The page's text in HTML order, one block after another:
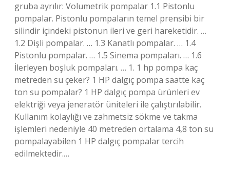
gruba ayrılır: Volumetrik pompalar 1.1 Pistonlu
pompalar. Pistonlu pompaların temel prensibi bir
silindir içindeki pistonun ileri ve geri hareketidir. …
1.2 Dişli pompalar. … 1.3 Kanatlı pompalar. … 1.4
Pistonlu pompalar. … 1.5 Sinema pompaları. … 1.6
İlerleyen boşluk pompaları. … 1. 1 hp pompa kaç
metreden su çeker? 1 HP dalgıç pompa saatte kaç
ton su pompalar? 1 HP dalgıç pompa ürünleri ev
elektriği veya jeneratör üniteleri ile çalıştırılabilir.
Kullanım kolaylığı ve zahmetsiz sökme ve takma
işlemleri nedeniyle 40 metreden ortalama 4,8 ton su
pompalayabilen 1 HP dalgıç pompalar tercih
edilmektedir.…